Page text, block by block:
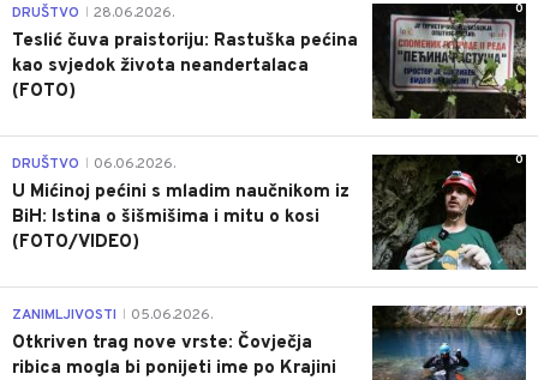
0
DRUŠTVO 28.06.2026.
Teslić čuva praistoriju: Rastuška pećina
kao svjedok života neandertalaca
(FOTO)
0
DRUŠTVO 06.06.2026.
U Mićinoj pećini s mladim naučnikom iz
BiH: Istina o šišmišima i mitu o kosi
(FOTO/VIDEO)
0
ZANIMLJIVOSTI 05.06.2026.
Otkriven trag nove vrste: Čovječja
ribica mogla bi ponijeti ime po Krajini